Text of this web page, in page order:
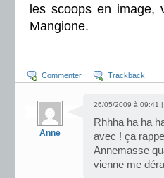
les scoops en image,
Mangione.
Commenter Trackback
Anne
26/05/2009 à 09:41 |
Rhhha ha ha
avec ! ça
Annemasse
vienne me